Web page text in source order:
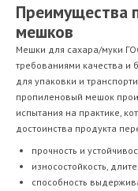
Преимущества
мешков
Мешки для сахара/муки
требованиями качества и
для упаковки и
пропиленовый мешок
испытания на практике,
достоинства продукта
прочность и
износостойкость,
способность